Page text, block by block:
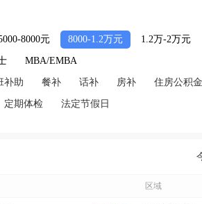
8000元 8000-1.2万元 1.2万-2万元
MBA/EMBA
补助 餐补 话补 房补 住房公积金
定期体检 法定节假日
区域